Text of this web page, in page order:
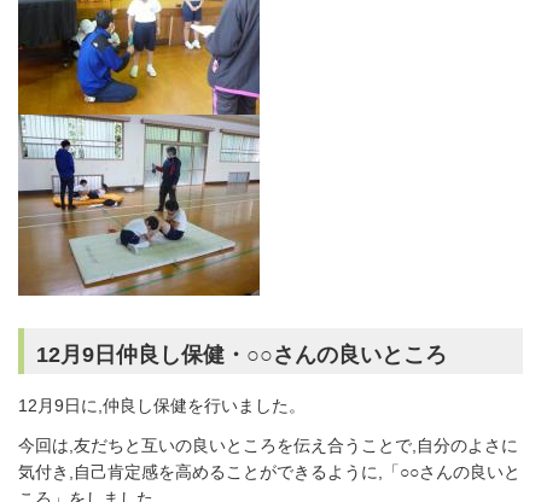
12月9日仲良し保健・○○さんの良いところ
12月9日に,仲良し保健を行いました。
今回は,友だちと互いの良いところを伝え合うことで,自分のよさに
気付き,自己肯定感を高めることができるように,「○○さんの良いと